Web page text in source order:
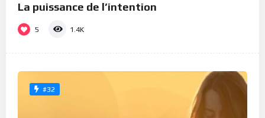
La puissance de l’intention
5 1.4K
#32